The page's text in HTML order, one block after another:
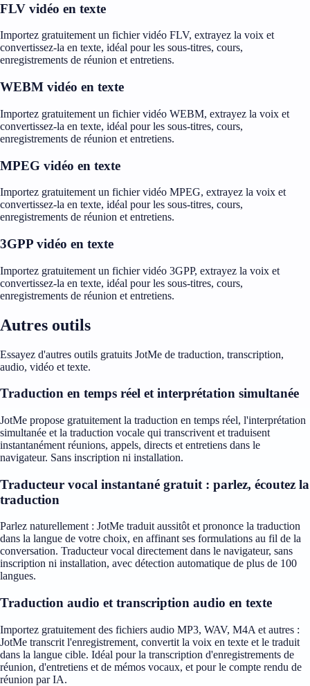
FLV vidéo en texte
Importez gratuitement un fichier vidéo FLV, extrayez la voix et
convertissez-la en texte, idéal pour les sous-titres, cours,
enregistrements de réunion et entretiens.
WEBM vidéo en texte
Importez gratuitement un fichier vidéo WEBM, extrayez la voix et
convertissez-la en texte, idéal pour les sous-titres, cours,
enregistrements de réunion et entretiens.
MPEG vidéo en texte
Importez gratuitement un fichier vidéo MPEG, extrayez la voix et
convertissez-la en texte, idéal pour les sous-titres, cours,
enregistrements de réunion et entretiens.
3GPP vidéo en texte
Importez gratuitement un fichier vidéo 3GPP, extrayez la voix et
convertissez-la en texte, idéal pour les sous-titres, cours,
enregistrements de réunion et entretiens.
Autres outils
Essayez d'autres outils gratuits JotMe de traduction, transcription,
audio, vidéo et texte.
Traduction en temps réel et interprétation simultanée
JotMe propose gratuitement la traduction en temps réel, l'interprétation
simultanée et la traduction vocale qui transcrivent et traduisent
instantanément réunions, appels, directs et entretiens dans le
navigateur. Sans inscription ni installation.
Traducteur vocal instantané gratuit : parlez, écoutez la
traduction
Parlez naturellement : JotMe traduit aussitôt et prononce la traduction
dans la langue de votre choix, en affinant ses formulations au fil de la
conversation. Traducteur vocal directement dans le navigateur, sans
inscription ni installation, avec détection automatique de plus de 100
langues.
Traduction audio et transcription audio en texte
Importez gratuitement des fichiers audio MP3, WAV, M4A et autres :
JotMe transcrit l'enregistrement, convertit la voix en texte et le traduit
dans la langue cible. Idéal pour la transcription d'enregistrements de
réunion, d'entretiens et de mémos vocaux, et pour le compte rendu de
réunion par IA.